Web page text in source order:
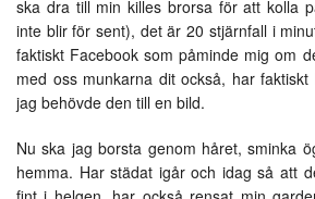
ska dra till min killes brorsa för att kolla
inte blir för sent), det är 20 stjärnfall i
faktiskt Facebook som påminde mig om
med oss munkarna dit också, har
jag behövde den till en bild.
Nu ska jag borsta genom håret, sminka
hemma. Har städat igår och idag så att